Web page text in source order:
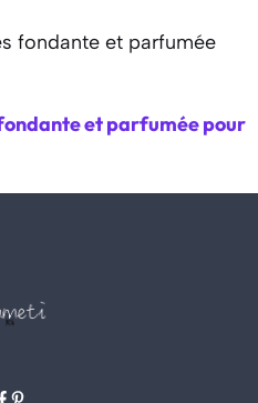
et parfumée pour